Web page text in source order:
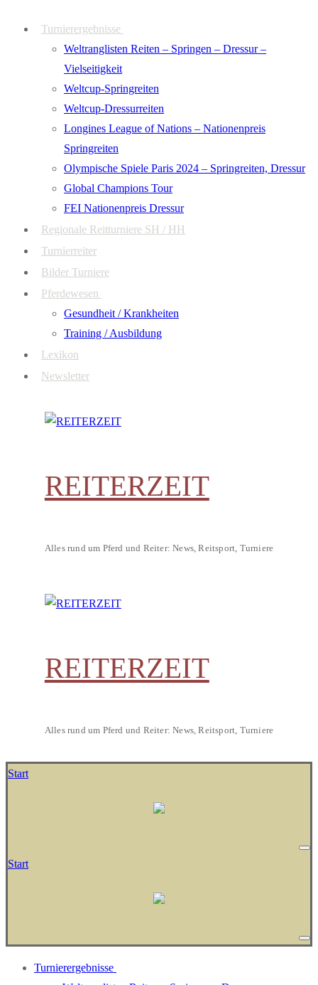
Turnierergebnisse
Weltranglisten Reiten – Springen – Dressur –
Vielseitigkeit
Weltcup-Springreiten
Weltcup-Dressurreiten
Longines League of Nations – Nationenpreis
Springreiten
Olympische Spiele Paris 2024 – Springreiten, Dressur
Global Champions Tour
FEI Nationenpreis Dressur
Regionale Reitturniere SH / HH
Turnierreiter
Bilder Turniere
Pferdewesen
Gesundheit / Krankheiten
Training / Ausbildung
Lexikon
Newsletter
REITERZEIT
Alles rund um Pferd und Reiter: News, Reitsport, Turniere
REITERZEIT
Alles rund um Pferd und Reiter: News, Reitsport, Turniere
Start
Start
Turnierergebnisse